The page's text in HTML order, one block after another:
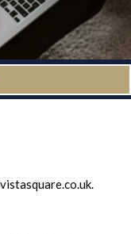
vistasquare.co.uk.